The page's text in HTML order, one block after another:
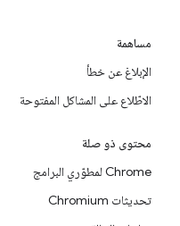
مساهمة
الإبلاغ عن خطأ
الاطّلاع على المشاكل المفتوحة
محتوى ذو صلة
Chrome لمطوّري البرامج
تحديثات Chromium